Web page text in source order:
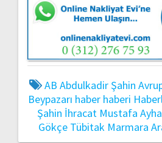
AB Abdulkadir Şahin
Beypazarı haber haberi
Şahin İhracat Mustafa
Gökçe Tübitak Marmara